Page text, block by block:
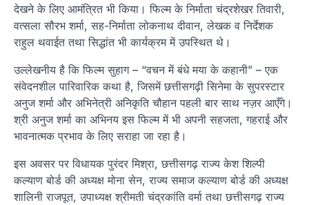
देखने के लिए आमंत्रित भी किया। फिल्म के निर्माता चंद्रशेखर तिवारी,
वत्सला सौरभ शर्मा, सह-निर्माता लोकनाथ दीवान, लेखक व निर्देशक
राहुल थवाईत तथा सिद्धांत भी कार्यक्रम में उपस्थित थे।
उल्लेखनीय है कि फिल्म सुहाग – “वचन में बंधे मया के कहानी” – एक
संवेदनशील पारिवारिक कथा है, जिसमें छत्तीसगढ़ी सिनेमा के सुपरस्टार
अनुज शर्मा और अभिनेत्री अनिकृति चौहान पहली बार साथ नज़र आएँगे।
श्री अनुज शर्मा का अभिनय इस फिल्म में भी अपनी सहजता, गहराई और
भावनात्मक प्रभाव के लिए सराहा जा रहा है।
इस अवसर पर विधायक पुरंदर मिश्रा, छत्तीसगढ़ राज्य केश शिल्पी
कल्याण बोर्ड की अध्यक्ष मोना सेन, राज्य समाज कल्याण बोर्ड की अध्यक्ष
शालिनी राजपूत, उपाध्यक्ष श्रीमती चंद्रकांति वर्मा तथा छत्तीसगढ़ राज्य